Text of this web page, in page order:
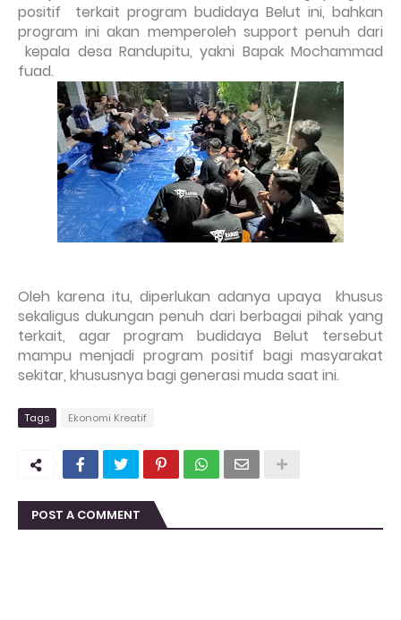
positif
terkait program budidaya Belut ini, bahkan
program ini akan memperoleh support penuh dari
kepala desa Randupitu, yakni Bapak Mochammad
fuad.
Oleh karena itu, diperlukan adanya upaya
khusus
sekaligus dukungan penuh dari berbagai pihak yang
terkait, agar program budidaya Belut tersebut
mampu menjadi program positif bagi masyarakat
sekitar, khususnya bagi generasi muda saat ini.
Tags Ekonomi Kreatif
POST A COMMENT